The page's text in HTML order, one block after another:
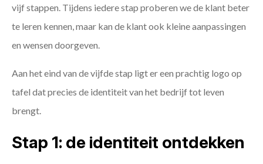
vijf stappen. Tijdens iedere stap proberen we de klant beter
te leren kennen, maar kan de klant ook kleine aanpassingen
en wensen doorgeven.
Aan het eind van de vijfde stap ligt er een prachtig logo op
tafel dat precies de identiteit van het bedrijf tot leven
brengt.
Stap 1: de identiteit ontdekken